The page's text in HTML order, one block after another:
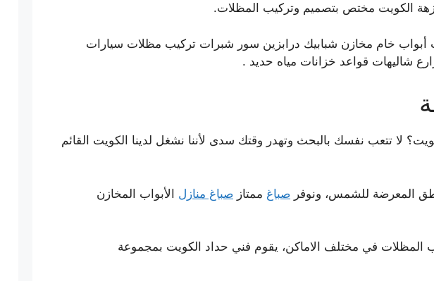
الكويت مختص بتصميم وتركيب المظلات.
أبواب خام مخازن شبابيك درابزين سور شبرات تركيب مظلات سيارات
شاليهات قواعد خزانات مياه حديد .
لا تتعب نفسك بالبحث وتهدر وقتك سدى لأننا نشغل لدينا الكويت القائم
المعرضة للشمس، ونوفر صباغ ممتاز صباغ منازل الأبواب المخازن
المظلات في مختلف الاماكن، يقوم فني حداد الكويت بمجموعة